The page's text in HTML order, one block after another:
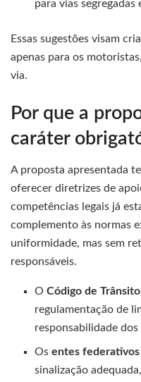
para vias segregadas
Essas sugestões visam
apenas para os
via.
Por que a
caráter
A proposta apresentada
oferecer diretrizes de
competências legais já
complemento às normas
uniformidade, mas sem
responsáveis.
OCódigo de
regulamentação de
responsabilidade
Osentes federativos
sinalização